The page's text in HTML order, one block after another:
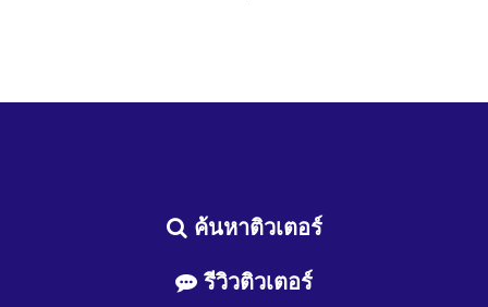
ค้นหาติวเตอร์
รีวิวติวเตอร์